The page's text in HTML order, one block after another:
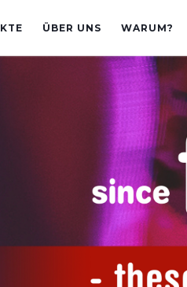
ÜBER UNS WARUM?